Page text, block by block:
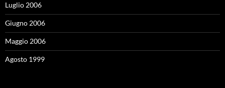
Luglio 2006
Giugno 2006
Maggio 2006
Agosto 1999